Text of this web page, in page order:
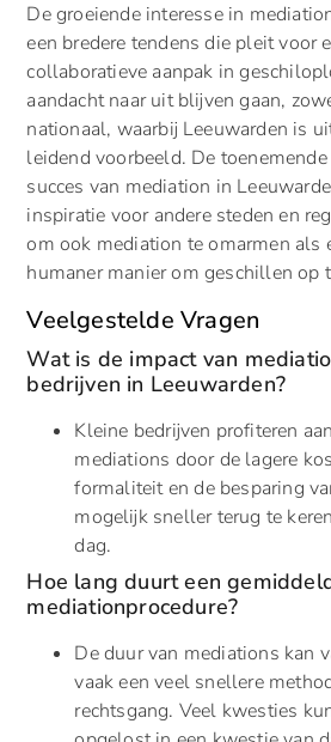
De groeiende interesse in
een bredere tendens die pleit voor
collaboratieve aanpak in
aandacht naar uit blijven gaan,
nationaal, waarbij Leeuwarden is
leidend voorbeeld. De
succes van mediation in
inspiratie voor andere steden en
om ook mediation te omarmen als
humaner manier om geschillen op
Veelgestelde Vragen
Wat is de impact van
bedrijven in Leeuwarden?
Kleine bedrijven profiteren
mediations door de lagere
formaliteit en de besparing
mogelijk sneller terug te
dag.
Hoe lang duurt een
mediationprocedure?
De duur van mediations kan
vaak een veel snellere
rechtsgang. Veel kwesties